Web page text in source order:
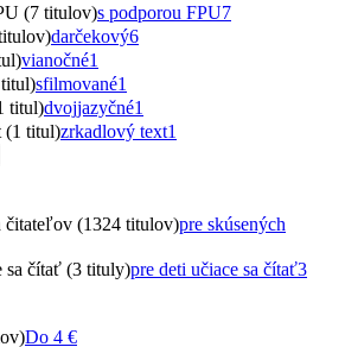
(7 titulov)s podporou FPU7
darčekový6
vianočné1
sfilmované1
titul)dvojjazyčné1
(1 titul)zrkadlový text1
čitateľov (1324 titulov)pre skúsených
sa čítať (3 tituly)pre deti učiace sa čítať3
Do 4 €